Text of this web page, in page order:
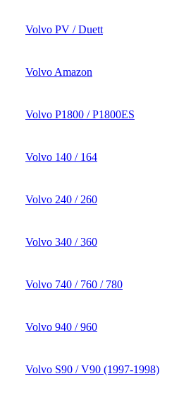
Volvo PV / Duett
Volvo Amazon
Volvo P1800 / P1800ES
Volvo 140 / 164
Volvo 240 / 260
Volvo 340 / 360
Volvo 740 / 760 / 780
Volvo 940 / 960
Volvo S90 / V90 (1997-1998)